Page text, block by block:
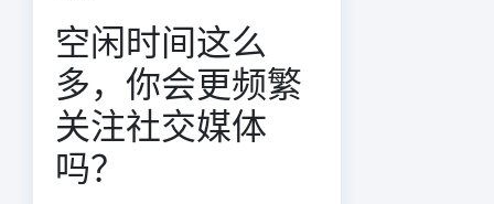
空闲时间这么
多，你会更频繁
关注社交媒体
吗？